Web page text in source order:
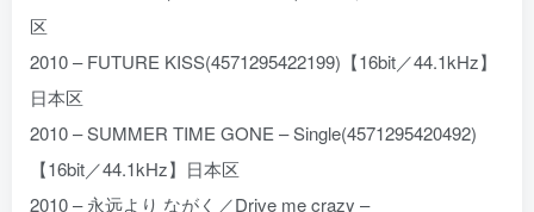
区
2010 – FUTURE KISS(4571295422199)【16bit／44.1kHz】
日本区
2010 – SUMMER TIME GONE – Single(4571295420492)
【16bit／44.1kHz】日本区
2010 – 永远より ながく／Drive me crazy –